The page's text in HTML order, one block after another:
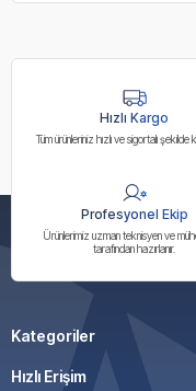
Hızlı Kargo
Tüm ürünleriniz hızlı ve sigortalı şekilde
Profesyonel Ekip
Ürünlerimiz uzman teknisyen ve
tarafından hazırlanır.
Kategoriler
Hızlı Erişim